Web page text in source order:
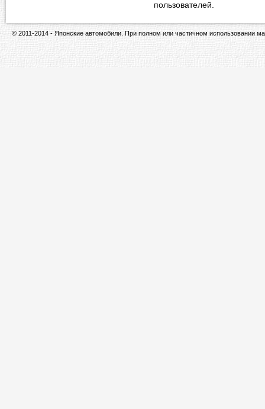
пользователей.
© 2011-2014 - Японские автомобили. При полном или частичном использовании